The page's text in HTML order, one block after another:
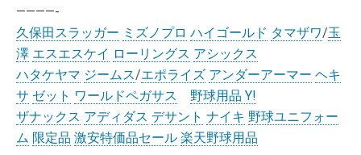
————-
久保田スラッガー ミズノプロ ハイゴールド タマザワ/玉
澤 エスエスケイ ローリングス アシックス
ハタケヤマ ジームス/エポライズ アンダーアーマー ヘキ
サ ゼット ワールドペガサス
野球用品 Y!
ザナックス アディダス デサント ナイキ 野球ユニフォー
ム 限定品 激安特価品セール 楽天野球用品